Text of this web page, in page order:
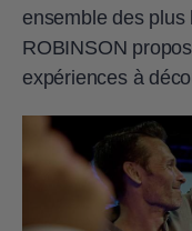
ensemble des
ROBINSON
expériences à